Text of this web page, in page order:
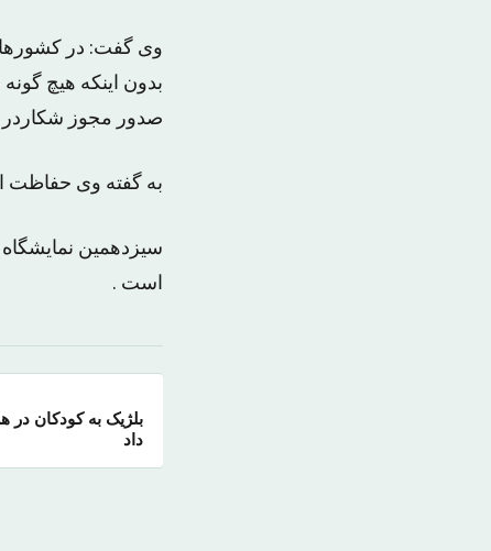
بدون اینکه هیچ
صدور مجوز شکاردر
به گفته وی حفاظت از
است .
بلژیک به کودکان
داد